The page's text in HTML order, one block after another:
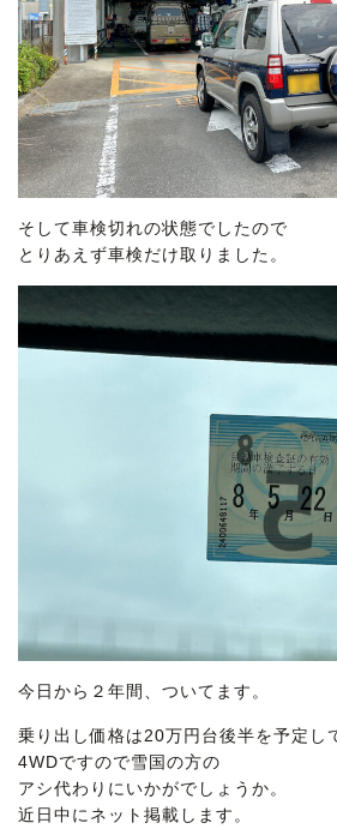
そして車検切れの状態でしたので
とりあえず車検だけ取りました。
今日から２年間、ついてます。
乗り出し価格は20万円台後半を予定し
4WDですので雪国の方の
アシ代わりにいかがでしょうか。
近日中にネット掲載します。